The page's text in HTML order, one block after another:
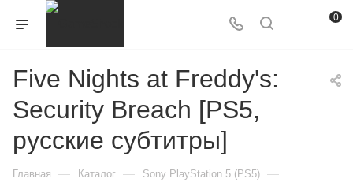
0
Five Nights at Freddy's:
Security Breach [PS5,
русские субтитры]
Главная — Каталог — Sony PlayStation 5 (PS5) —